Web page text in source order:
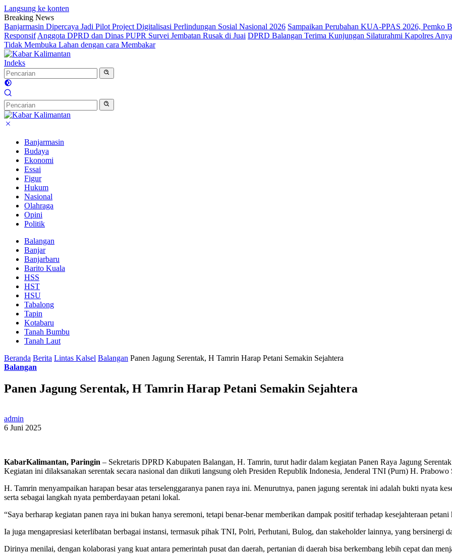
Langsung ke konten
Breaking News
Banjarmasin Dipercaya Jadi Pilot Project Digitalisasi Perlindungan Sosial Nasional 2026 Sampaikan Perubahan KUA-PPAS 2026, Pemko
Responsif Anggota DPRD dan Dinas PUPR Survei Jembatan Rusak di Juai DPRD Balangan Terima Kunjungan Silaturahmi Kapolres
Tidak Membuka Lahan dengan cara Membakar
Indeks
Banjarmasin
Budaya
Ekonomi
Essai
Figur
Hukum
Nasional
Olahraga
Opini
Politik
Balangan
Banjar
Banjarbaru
Barito Kuala
HSS
HST
HSU
Tabalong
Tapin
Kotabaru
Tanah Bumbu
Tanah Laut
Beranda Berita Lintas Kalsel Balangan Panen Jagung Serentak, H Tamrin Harap Petani Semakin Sejahtera
Balangan
Panen Jagung Serentak, H Tamrin Harap Petani Semakin Sejahtera
admin
6 Juni 2025
KabarKalimantan, Paringin – Sekretaris DPRD Kabupaten Balangan, H. Tamrin, turut hadir dalam kegiatan Panen Raya Jagung
Kegiatan ini dilaksanakan serentak secara nasional dan diikuti langsung oleh Presiden Republik Indonesia, Jenderal TNI (Purn) H. Prabowo
H. Tamrin menyampaikan harapan besar atas terselenggaranya panen raya ini. Menurutnya, panen jagung serentak ini adalah bukti nyata
serta sebagai langkah nyata pemberdayaan petani lokal.
“Saya berharap kegiatan panen raya ini bukan hanya seremoni, tetapi benar-benar memberikan dampak positif terhadap kesejahteraan
Ia juga mengapresiasi keterlibatan berbagai instansi, termasuk pihak TNI, Polri, Perhutani, Bulog, dan stakeholder lainnya, yang bersinergi
Dirinya menilai, dengan kolaborasi yang kuat antara pemerintah pusat dan daerah, pertanian di daerah bisa berkembang lebih cepat dan